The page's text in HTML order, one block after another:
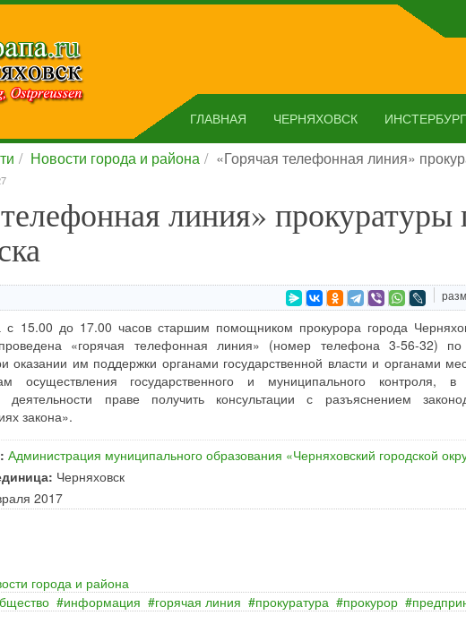
ГЛАВНАЯ ЧЕРНЯХОВСК ИНСТЕРБУРГ
Новости города и района «Горячая телефонная линия»
линия» прокуратуры
15.00 до 17.00 часов старшим помощником прокурора города
«горячая телефонная линия» (номер телефона 3-56-32)
оказании им поддержки органами государственной власти и органами
государственного и муниципального контроля,
деятельности праве получить консультации с разъяснением
закона».
Администрация муниципального образования «Черняховский городской
Черняховск
2017
города и района
информация горячая линия прокуратура прокурор